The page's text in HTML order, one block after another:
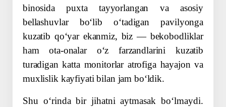
binosida puxta tayyorlangan va asosiy
bellashuvlar boʻlib oʻtadigan pavilyonga
kuzatib qoʻyar ekanmiz, biz — bek­obodliklar
ham ota-­onalar oʻz farzandlarini kuzatib
turadigan katta monitorlar atrofiga hayajon va
muxlislik kayfiyati bilan jam boʻldik.
Shu oʻrinda bir jihatni aytmasak boʻlmaydi.